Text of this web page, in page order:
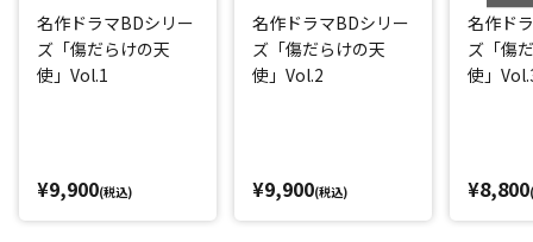
名作ドラマBDシリー
ズ「傷だらけの天
使」Vol.1
¥9,900(税込)
名作ドラマBDシリー
ズ「傷だらけの天
使」Vol.2
¥9,900(税込)
名作ド
ズ「傷
使」
¥8,800